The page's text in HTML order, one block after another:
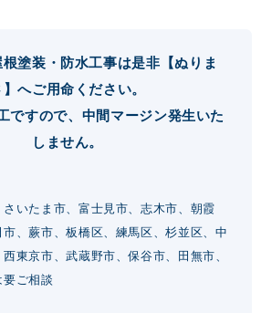
塗装・防水工事は是非【ぬりま
】へご用命ください。
ですので、中間マージン発生いた
しません。
いたま市、富士見市、志木市、朝霞
、蕨市、板橋区、練馬区、杉並区、中
東京市、武蔵野市、保谷市、田無市、
ご相談